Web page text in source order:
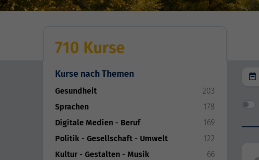
710 Kurse
Kurse nach Themen
Gesundheit
203
Sprachen
178
Digitale Medien - Beruf
169
Politik - Gesellschaft - Umwelt
122
Kultur - Gestalten - Musik
66